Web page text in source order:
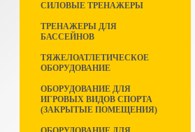
СИЛОВЫЕ ТРЕНАЖЕРЫ
ТРЕНАЖЕРЫ ДЛЯ
БАССЕЙНОВ
ТЯЖЕЛОАТЛЕТИЧЕСКОЕ
ОБОРУДОВАНИЕ
ОБОРУДОВАНИЕ ДЛЯ
ИГРОВЫХ ВИДОВ СПОРТА
(ЗАКРЫТЫЕ ПОМЕЩЕНИЯ)